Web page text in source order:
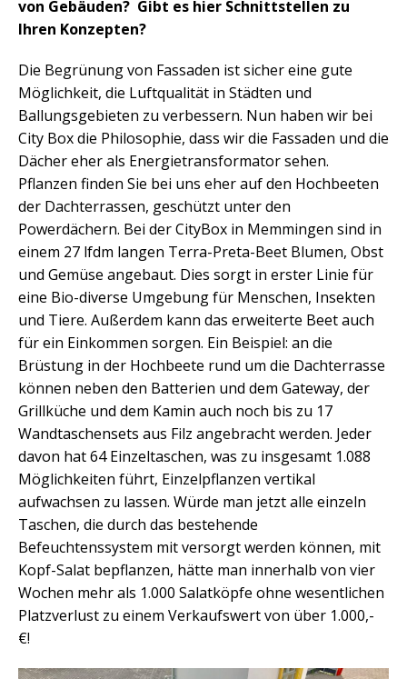
von Gebäuden? Gibt es hier Schnittstellen zu
Ihren Konzepten?
Die Begrünung von Fassaden ist sicher eine gute
Möglichkeit, die Luftqualität in Städten und
Ballungsgebieten zu verbessern. Nun haben wir bei
City Box die Philosophie, dass wir die Fassaden und die
Dächer eher als Energietransformator sehen.
Pflanzen finden Sie bei uns eher auf den Hochbeeten
der Dachterrassen, geschützt unter den
Powerdächern. Bei der CityBox in Memmingen sind in
einem 27 lfdm langen Terra-Preta-Beet Blumen, Obst
und Gemüse angebaut. Dies sorgt in erster Linie für
eine Bio-diverse Umgebung für Menschen, Insekten
und Tiere. Außerdem kann das erweiterte Beet auch
für ein Einkommen sorgen. Ein Beispiel: an die
Brüstung in der Hochbeete rund um die Dachterrasse
können neben den Batterien und dem Gateway, der
Grillküche und dem Kamin auch noch bis zu 17
Wandtaschensets aus Filz angebracht werden. Jeder
davon hat 64 Einzeltaschen, was zu insgesamt 1.088
Möglichkeiten führt, Einzelpflanzen vertikal
aufwachsen zu lassen. Würde man jetzt alle einzeln
Taschen, die durch das bestehende
Befeuchtenssystem mit versorgt werden können, mit
Kopf-Salat bepflanzen, hätte man innerhalb von vier
Wochen mehr als 1.000 Salatköpfe ohne wesentlichen
Platzverlust zu einem Verkaufswert von über 1.000,-
€!